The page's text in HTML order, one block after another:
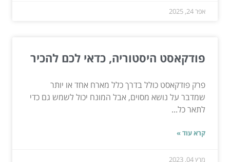
אפר 24, 2025
פודקאסט היסטוריה, כדאי לכם להכיר
פרק פודקאסט כולל בדרך כלל מארח אחד או יותר
שמדבר על נושא מסוים, אבל המונח יכול לשמש גם כדי
לתאר כל...
קרא עוד »
מרץ 04, 2023